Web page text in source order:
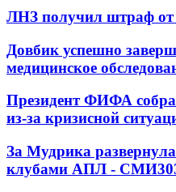
ЛНЗ получил штраф
Довбик успешно
медицинское
Президент ФИФА
из-за кризисной
За Мудрика
клубами АПЛ - СМИ